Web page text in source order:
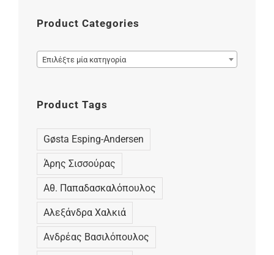
Product Categories
Επιλέξτε μία κατηγορία
Product Tags
Gøsta Esping-Andersen
Άρης Σισσούρας
Αθ. Παπαδασκαλόπουλος
Αλεξάνδρα Χαλκιά
Ανδρέας Βασιλόπουλος